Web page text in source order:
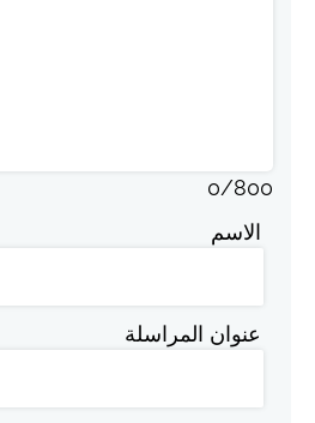
0/800
الاسم
عنوان المراسلة